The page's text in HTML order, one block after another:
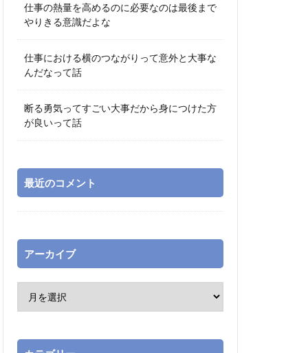
仕事の熱量を高めるのに必要なのは最後まで
やりきる意識だよな
仕事における横のつながりって意外と大事な
んだなって話
断る勇気ってすごい大事だから身につけた方
が良いって話
最近のコメント
アーカイブ